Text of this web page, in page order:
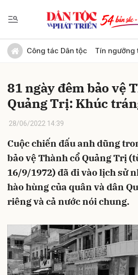
Công tác Dân tộc Tín ngưỡng
81 ngày đêm bảo vệ
Quảng Trị: Khúc
28/06/2022 14:39
Cuộc chiến đấu anh dũng
bảo vệ Thành cổ Quảng Trị
16/9/1972) đã đi vào lịch sử
hào hùng của quân và dân
riêng và cả nước nói chung.
Gửi bình luận